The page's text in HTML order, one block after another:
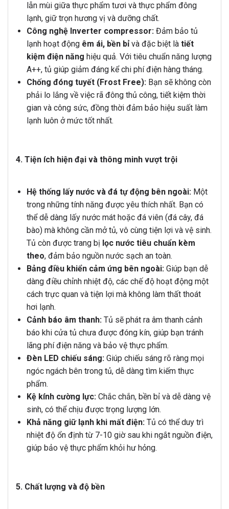
lẫn mùi giữa thực phẩm tươi và thực phẩm đông
lạnh, giữ trọn hương vị và dưỡng chất.
Công nghệ Inverter compressor:Đảm bảo tủ
lạnh hoạt động êm ái, bền bỉvà đặc biệt là tiết
kiệm điện năng hiệu quả. Với tiêu chuẩn năng lượng
A++, tủ giúp giảm đáng kể chi phí điện hàng tháng.
Chống đóng tuyết (Frost Free):Bạn sẽ không còn
phải lo lắng về việc rã đông thủ công, tiết kiệm thời
gian và công sức, đồng thời đảm bảo hiệu suất làm
lạnh luôn ở mức tốt nhất.
4. Tiện ích hiện đại và thông minh vượt trội
Hệ thống lấy nước và đá tự động bên ngoài:Một
trong những tính năng được yêu thích nhất. Bạn có
thể dễ dàng lấy nước mát hoặc đá viên (đá cây, đá
bào) mà không cần mở tủ, vô cùng tiện lợi và vệ sinh.
Tủ còn được trang bị lọc nước tiêu chuẩn kèm
theo, đảm bảo nguồn nước sạch an toàn.
Bảng điều khiển cảm ứng bên ngoài:Giúp bạn dễ
dàng điều chỉnh nhiệt độ, các chế độ hoạt động một
cách trực quan và tiện lợi mà không làm thất thoát
hơi lạnh.
Cảnh báo âm thanh:Tủ sẽ phát ra âm thanh cảnh
báo khi cửa tủ chưa được đóng kín, giúp bạn tránh
lãng phí điện năng và bảo vệ thực phẩm.
Đèn LED chiếu sáng:Giúp chiếu sáng rõ ràng mọi
ngóc ngách bên trong tủ, dễ dàng tìm kiếm thực
phẩm.
Kệ kính cường lực:Chắc chắn, bền bỉ và dễ dàng vệ
sinh, có thể chịu được trọng lượng lớn.
Khả năng giữ lạnh khi mất điện:Tủ có thể duy trì
nhiệt độ ổn định từ 7-10 giờ sau khi ngắt nguồn điện,
giúp bảo vệ thực phẩm khỏi hư hỏng.
5. Chất lượng và độ bền